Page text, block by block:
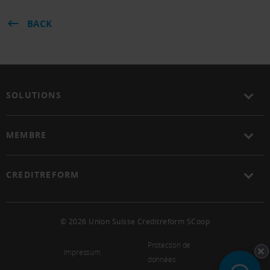
BACK
SOLUTIONS
MEMBRE
CREDITREFORM
© 2026 Union Suisse Creditreform SCoop
Impressum
Protection de
données